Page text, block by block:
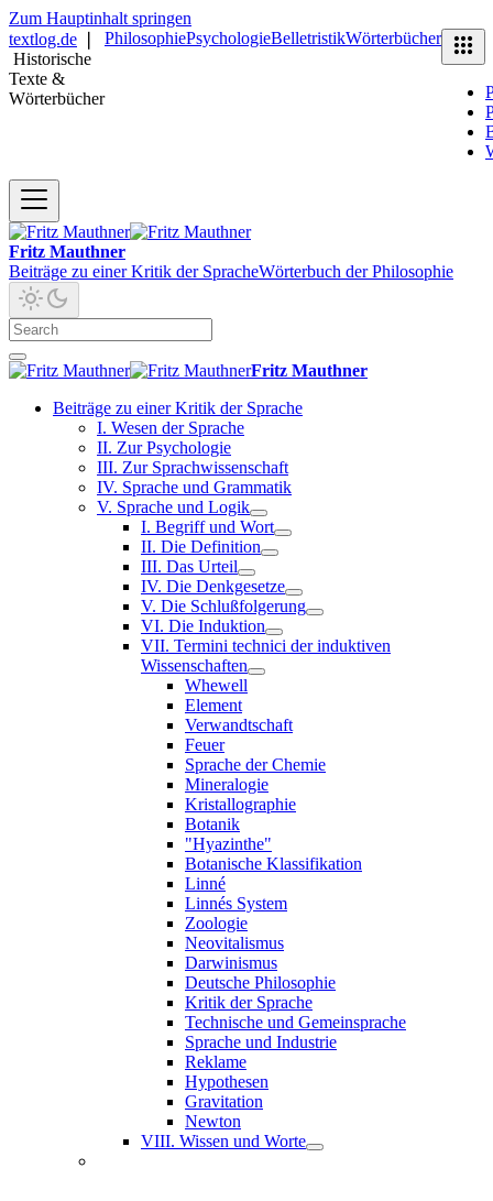
Zum Hauptinhalt springen
textlog.de
Historische
Texte &
Wörterbücher
PhilosophiePsychologieBelletristikWörterbücher
Fritz Mauthner
Beiträge zu einer Kritik der SpracheWörterbuch der Philosophie
Fritz Mauthner
Beiträge zu einer Kritik der Sprache
I. Wesen der Sprache
II. Zur Psychologie
III. Zur Sprachwissenschaft
IV. Sprache und Grammatik
V. Sprache und Logik
I. Begriff und Wort
II. Die Definition
III. Das Urteil
IV. Die Denkgesetze
V. Die Schlußfolgerung
VI. Die Induktion
VII. Termini technici der induktiven
Wissenschaften
Whewell
Element
Verwandtschaft
Feuer
Sprache der Chemie
Mineralogie
Kristallographie
Botanik
"Hyazinthe"
Botanische Klassifikation
Linné
Linnés System
Zoologie
Neovitalismus
Darwinismus
Deutsche Philosophie
Kritik der Sprache
Technische und Gemeinsprache
Sprache und Industrie
Reklame
Hypothesen
Gravitation
Newton
VIII. Wissen und Worte